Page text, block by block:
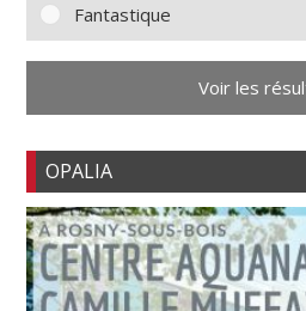
Fantastique
Voir les
OPALIA